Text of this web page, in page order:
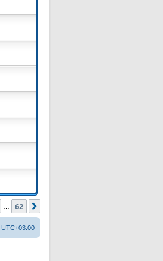
62
UTC+03:00